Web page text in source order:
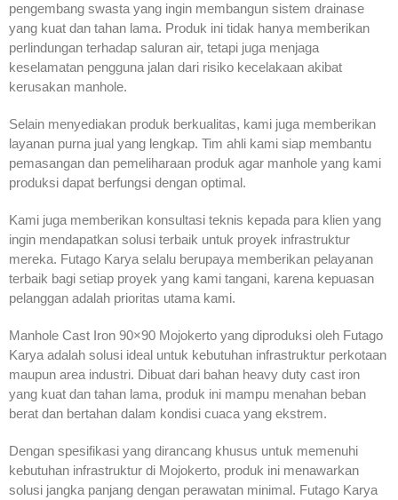
pengembang swasta yang ingin membangun sistem drainase
yang kuat dan tahan lama. Produk ini tidak hanya memberikan
perlindungan terhadap saluran air, tetapi juga menjaga
keselamatan pengguna jalan dari risiko kecelakaan akibat
kerusakan manhole.
Selain menyediakan produk berkualitas, kami juga memberikan
layanan purna jual yang lengkap. Tim ahli kami siap membantu
pemasangan dan pemeliharaan produk agar manhole yang kami
produksi dapat berfungsi dengan optimal.
Kami juga memberikan konsultasi teknis kepada para klien yang
ingin mendapatkan solusi terbaik untuk proyek infrastruktur
mereka. Futago Karya selalu berupaya memberikan pelayanan
terbaik bagi setiap proyek yang kami tangani, karena kepuasan
pelanggan adalah prioritas utama kami.
Manhole Cast Iron 90×90 Mojokerto yang diproduksi oleh Futago
Karya adalah solusi ideal untuk kebutuhan infrastruktur perkotaan
maupun area industri. Dibuat dari bahan heavy duty cast iron
yang kuat dan tahan lama, produk ini mampu menahan beban
berat dan bertahan dalam kondisi cuaca yang ekstrem.
Dengan spesifikasi yang dirancang khusus untuk memenuhi
kebutuhan infrastruktur di Mojokerto, produk ini menawarkan
solusi jangka panjang dengan perawatan minimal. Futago Karya